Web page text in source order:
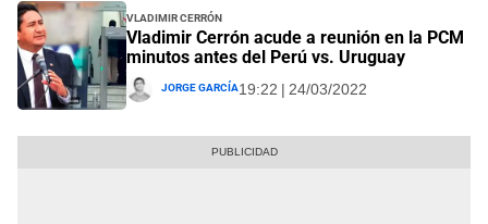
Vladimir Cerrón
Vladimir Cerrón acude a reunión en la PCM
minutos antes del Perú vs. Uruguay
Jorge García19:22 | 24/03/2022